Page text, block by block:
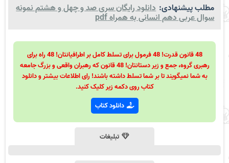
مطلب پیشنهادی: دانلود رایگان سری صد و چهل و هشتم نمونه
سوال عربی دهم انسانی به همراه pdf
48 قانون قدرت! 48 فرمول برای تسلط کامل بر اطرافیانتان! 48 راه برای
رهبری گروه، جمع و زیر دستانتان! 48 قانون که رهبران واقعی و بزرگ جامعه
به شما نمیگویند تا بر شما تسلط داشته باشند! رای اطلاعات بیشتر و دانلود
کتاب روی دکمه زیر کلیک کنید.
دانلود کتاب
تبلیغات